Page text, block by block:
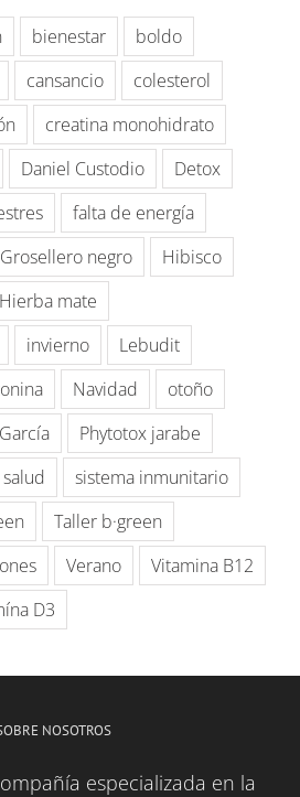
bienestar
boldo
cansancio
colesterol
creatina monohidrato
Daniel Custodio
Detox
falta de energía
Grosellero negro
Hibisco
Hierba mate
invierno
Lebudit
Navidad
otoño
Phytotox jarabe
salud
sistema inmunitario
Taller b·green
Verano
Vitamina B12
D3
NOSOTROS
especializada en la